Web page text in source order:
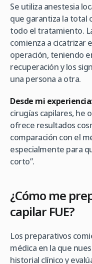
Se utiliza anestesia
que garantiza la total
todo el tratamiento.
comienza a cicatrizar
operación, teniendo
recuperación y los
una persona a otra.
Desde mi
cirugías capilares, he
ofrece resultados
comparación con el
especialmente para
corto”.
¿Cómo me
capilar FUE?
Los preparativos
médica en la que
historial clínico y